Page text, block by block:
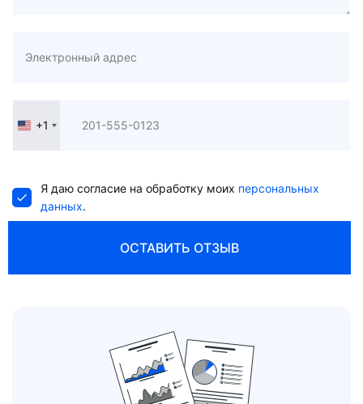
United
+1
Я даю согласие на обработку моих персональных
данных.
ОСТАВИТЬ ОТЗЫВ